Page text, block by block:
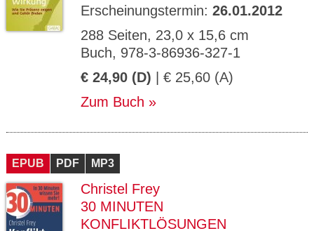
Erscheinungstermin: 26.01.2012
288 Seiten, 23,0 x 15,6 cm
Buch, 978-3-86936-327-1
€ 24,90 (D) | € 25,60 (A)
Zum Buch
EPUB PDF MP3
Christel Frey
30 MINUTEN
KONFLIKTLÖSUNGEN